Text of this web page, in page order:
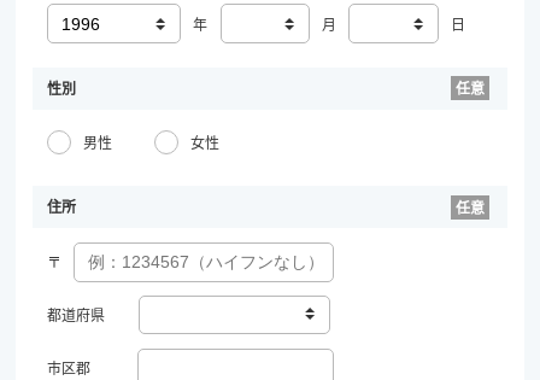
年 月 日
性別
男性 女性
住所
〒
都道府県
市区郡